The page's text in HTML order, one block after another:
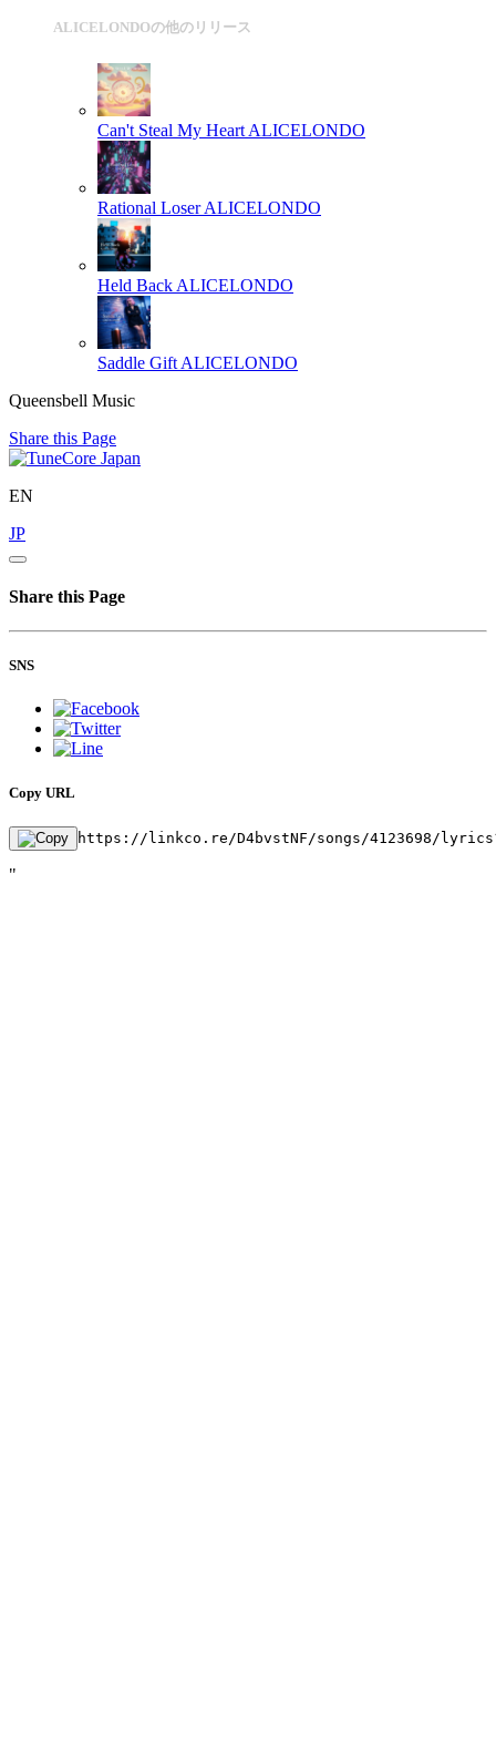
ALICELONDOの他のリリース
Can't Steal My Heart ALICELONDO
Rational Loser ALICELONDO
Held Back ALICELONDO
Saddle Gift ALICELONDO
Queensbell Music
Share this Page
EN
JP
Share this Page
SNS
Copy URL
https://linkco.re/D4bvstNF/songs/4123698/
"